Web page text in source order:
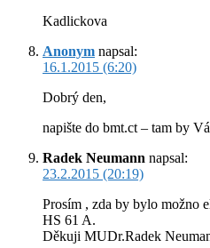
Kadlickova
Anonym napsal:
16.1.2015 (6:20)
Dobrý den,
napište do bmt.ct – tam by
Radek Neumann napsal:
23.2.2015 (20:19)
Prosím , zda by bylo možno
HS 61 A.
Děkuji MUDr.Radek